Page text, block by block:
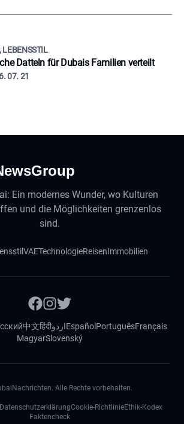
LEBENSSTIL
Datteln für Dubais Familien verteilt
07. 21
Ein modernes Wunder, wo Kulturen
und die Möglichkeiten grenzenlos
sind.
VAETechnologieReisenImmobilien
中文हिंदीاردوEspañol PortuguêsFrançais
MagyarSlovenský
Alle Rechte vorbehalten.
DatenschutzerklärungCookie-RichtlinieEthik-Kodex
Faktencheck